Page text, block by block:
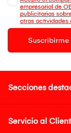
empresarial de
publicitarias
otras actividades
Suscribirme
Secciones
Servicio al